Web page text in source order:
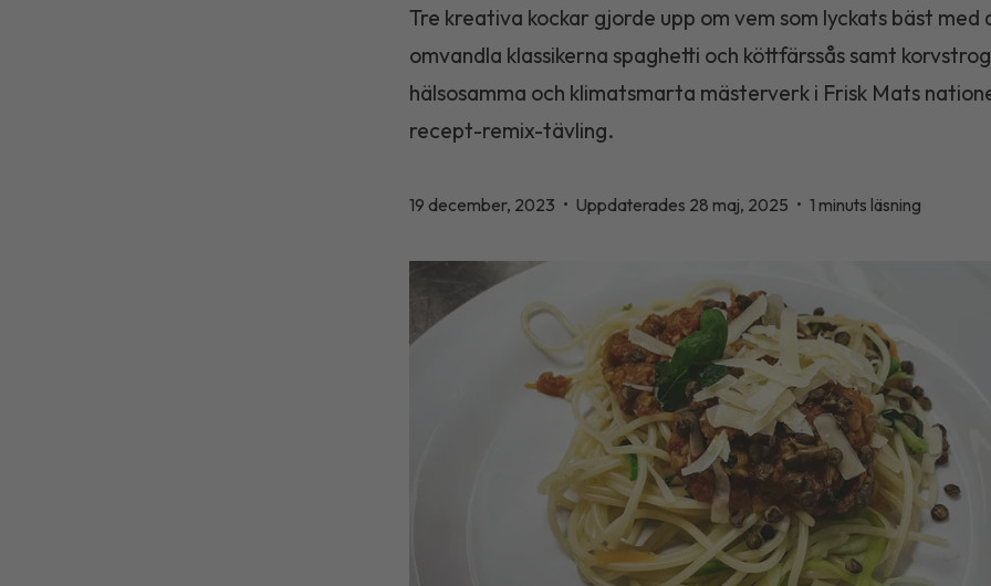
Tre kreativa kockar gjorde upp om vem som lyckats bäst med
omvandla klassikerna spaghetti och köttfärssås samt
hälsosamma och klimatsmarta mästerverk i Frisk Mats
recept-remix-tävling.
19 december, 2023 • Uppdaterades 28 maj, 2025 • 1 minuts läsning